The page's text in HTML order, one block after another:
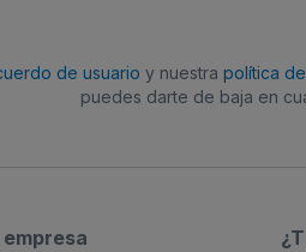
de usuario y nuestra política
puedes darte de baja en